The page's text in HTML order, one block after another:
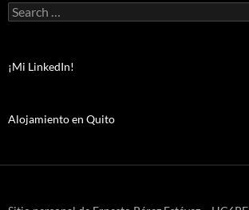
Search
for:
¡Mi LinkedIn!
Alojamiento en Quito